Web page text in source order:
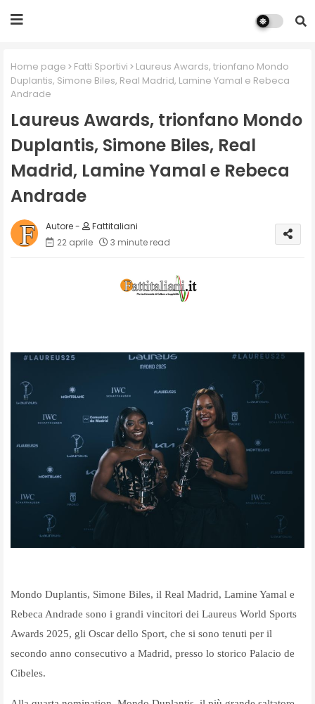
Home page Fatti Sportivi
Laureus Awards, trionfano Mondo
Duplantis, Simone Biles, Real Madrid, Lamine Yamal e Rebeca
Andrade
Laureus Awards, trionfano Mondo
Duplantis, Simone Biles, Real
Madrid, Lamine Yamal e Rebeca
Andrade
Fattitaliani
22 aprile
3 minute read
Mondo Duplantis, Simone Biles, il Real Madrid, Lamine Yamal e
Rebeca Andrade sono i grandi vincitori dei Laureus World Sports
Awards 2025, gli Oscar dello Sport, che si sono tenuti per il
secondo anno consecutivo a Madrid, presso lo storico Palacio de
Cibeles.